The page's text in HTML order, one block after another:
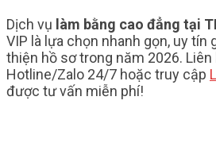
Dịch vụ làm bằng cao đẳng tại
VIP là lựa chọn nhanh gọn, uy tín
thiện hồ sơ trong năm 2026. Liên
Hotline/Zalo 24/7 hoặc truy cập
được tư vấn miễn phí!